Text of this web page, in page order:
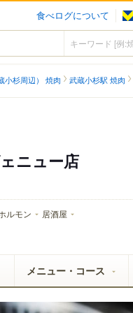
食べログについて
小杉周辺） 焼肉 武蔵小杉駅 焼肉
ニュー店
ルモン 居酒屋
メニュー・コース